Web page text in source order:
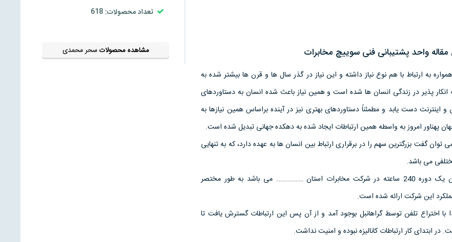
واحد پشتيبانی فنی سوييچ مخابرات
به ارتباط با هم نوع نياز داشته و اين نياز در گذر سال ها و قرن ها بيشتر شده به
پذير در زندگی انسان ها شده است و همين نياز باعث شده انسان به دستاوردهای
و اينترنت دست يابد و مطمئناً دستاوردهای بهتری نيز در آينده براساس همين نيازها به
پهناور امروز به واسطه همين ارتباطات ايجاد شده به دهکده جهانی تبديل شده است.
گفت بزرگترين سهم را در برقراری ارتباط بين انسان ها به عهده دارد، که به تنهايی
می باشد.
در اين گزارش که حال گذراندن يک دوره 240 ساعته در شرکت مخابرات استان …………….. می باشد به طور مختصر
اين شرکت ارائه شده است.
با اختراع تلفن توسط گراهانبل بوجود آمد و از آن پس اين ارتباطات گسترش يافت تا
ابتدای کار ارتباطات کاناليزه نبوده و امنيت نداشت.
تعداد محصولات: 618
مشاهده محصولاتسحر محمدی